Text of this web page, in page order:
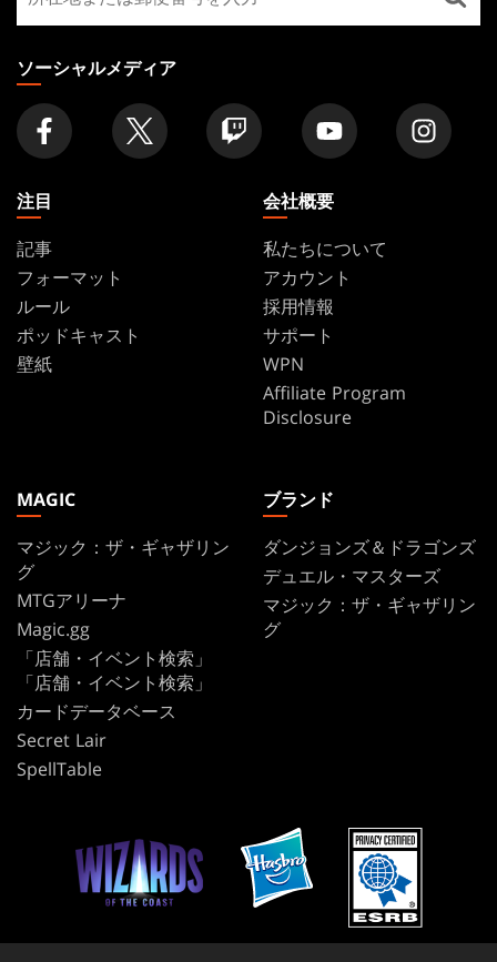
寄
り
の
店
舗
を
探
ソーシャルメディア
注目
記事
フォーマット
ルール
ポッドキャスト
壁紙
会社概要
私たちについて
アカウント
採用情報
サポート
WPN
Affiliate Program
Disclosure
MAGIC
マジック：ザ・ギャザリン
グ
MTGアリーナ
Magic.gg
「店舗・イベント検索」
「店舗・イベント検索」
カードデータベース
Secret Lair
SpellTable
ブランド
ダンジョンズ＆ドラゴンズ
デュエル・マスターズ
マジック：ザ・ギャザリン
グ